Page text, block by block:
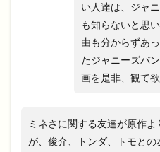
い人達は、ジャ
も知らないと思
由も分からずあ
たジャニーズバ
画を是非、観て
ミネさに関する友達が原作よ
が、俊介、トンダ、トモとの